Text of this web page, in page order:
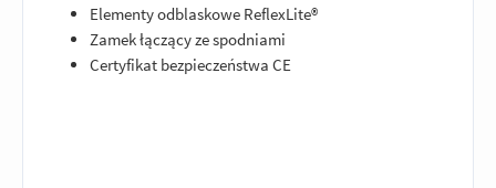
Elementy odblaskowe ReflexLite®
Zamek łączący ze spodniami
Certyfikat bezpieczeństwa CE